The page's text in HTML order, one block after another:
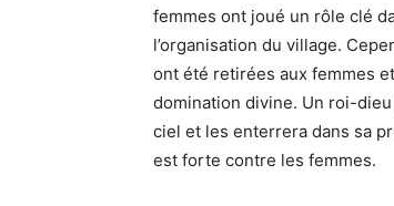
femmes ont joué un rôle clé
l’organisation du village.
ont été retirées aux femmes
domination divine. Un roi-
ciel et les enterrera dans sa
est forte contre les femmes.